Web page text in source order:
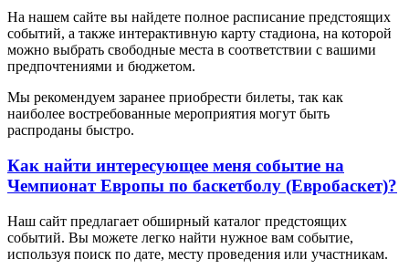
На нашем сайте вы найдете полное расписание предстоящих
событий, а также интерактивную карту стадиона, на которой
можно выбрать свободные места в соответствии с вашими
предпочтениями и бюджетом.
Мы рекомендуем заранее приобрести билеты, так как
наиболее востребованные мероприятия могут быть
распроданы быстро.
Как найти интересующее меня событие на
Чемпионат Европы по баскетболу (Евробаскет)?
Наш сайт предлагает обширный каталог предстоящих
событий. Вы можете легко найти нужное вам событие,
используя поиск по дате, месту проведения или участникам.